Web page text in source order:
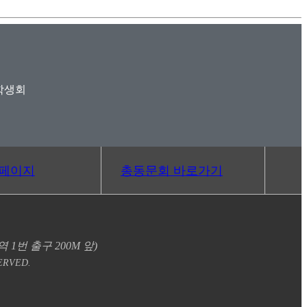
회
이지 총동문회 바로가기
1번 출구 200M 앞)